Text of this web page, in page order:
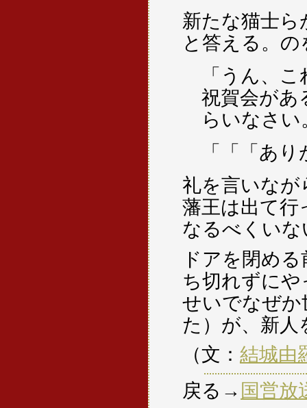
新たな猫士ら
と答える。
「うん、
祝賀会があ
らいなさ
「「「あ
礼を言いなが
藩王は出て行
なるべくい
ドアを閉め
ち切れずに
せいでなぜか
た）が、新
（文： 結城由
戻る→ 国営放